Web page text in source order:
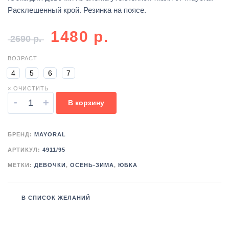
Расклешенный крой. Резинка на поясе.
2690р. 1480 р.
ВОЗРАСТ
4 5 6 7
× ОЧИСТИТЬ
- + В корзину
БРЕНД: MAYORAL
АРТИКУЛ: 4911/95
МЕТКИ: ДЕВОЧКИ , ОСЕНЬ-ЗИМА, ЮБКА
В СПИСОК ЖЕЛАНИЙ